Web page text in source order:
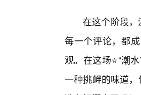
在这个阶段
每一个评论，都
观。在这场⭐“潮
一种挑衅的味道